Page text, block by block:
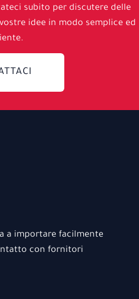
subito per discutere delle
idee in modo semplice ed
a importare facilmente
con fornitori